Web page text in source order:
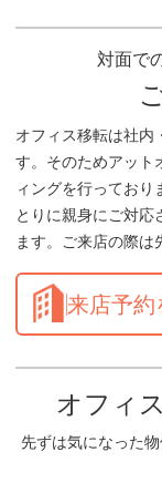
対面で
オフィス移転は社内
す。そのためアット
ィングを行ってお
とりに親身にご対応
ます。ご来店の際は
来店予約
オフィ
先ずは気になった